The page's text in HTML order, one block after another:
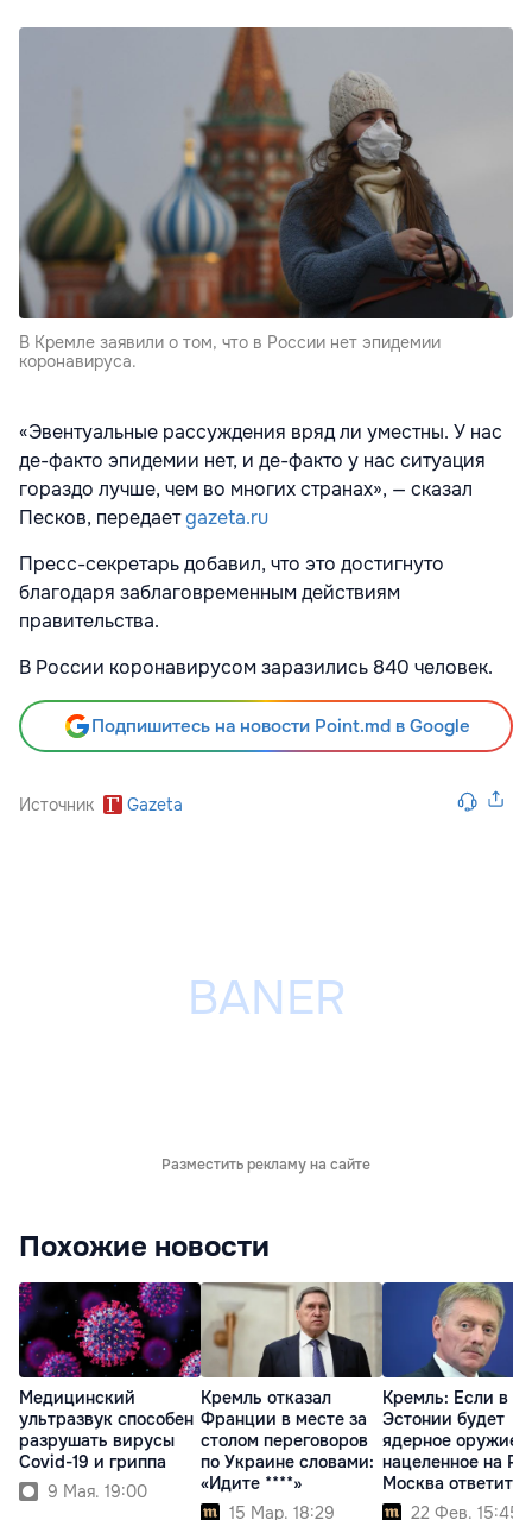
В Кремле заявили о том, что в России нет эпидемии
коронавируса.
«Эвентуальные рассуждения вряд ли уместны. У нас
де-факто эпидемии нет, и де-факто у нас ситуация
гораздо лучше, чем во многих странах», — сказал
Песков, передаетgazeta.ru
Пресс-секретарь добавил, что это достигнуто
благодаря заблаговременным действиям
правительства.
В России коронавирусом заразились 840 человек.
Подпишитесь на новости Point.md в Google
Источник Gazeta
Разместить рекламу на сайте
Похожие новости
Медицинский
ультразвук способен
разрушать вирусы
Covid-19 и гриппа
9 Мая. 19:00
Кремль отказал
Франции в месте за
столом переговоров
по Украине словами:
«Идите ****»
15 Мар. 18:29
Кремль: Если в
Эстонии будет
ядерное оружие,
нацеленное на
Москва ответит
же 22 Фев. 15:45